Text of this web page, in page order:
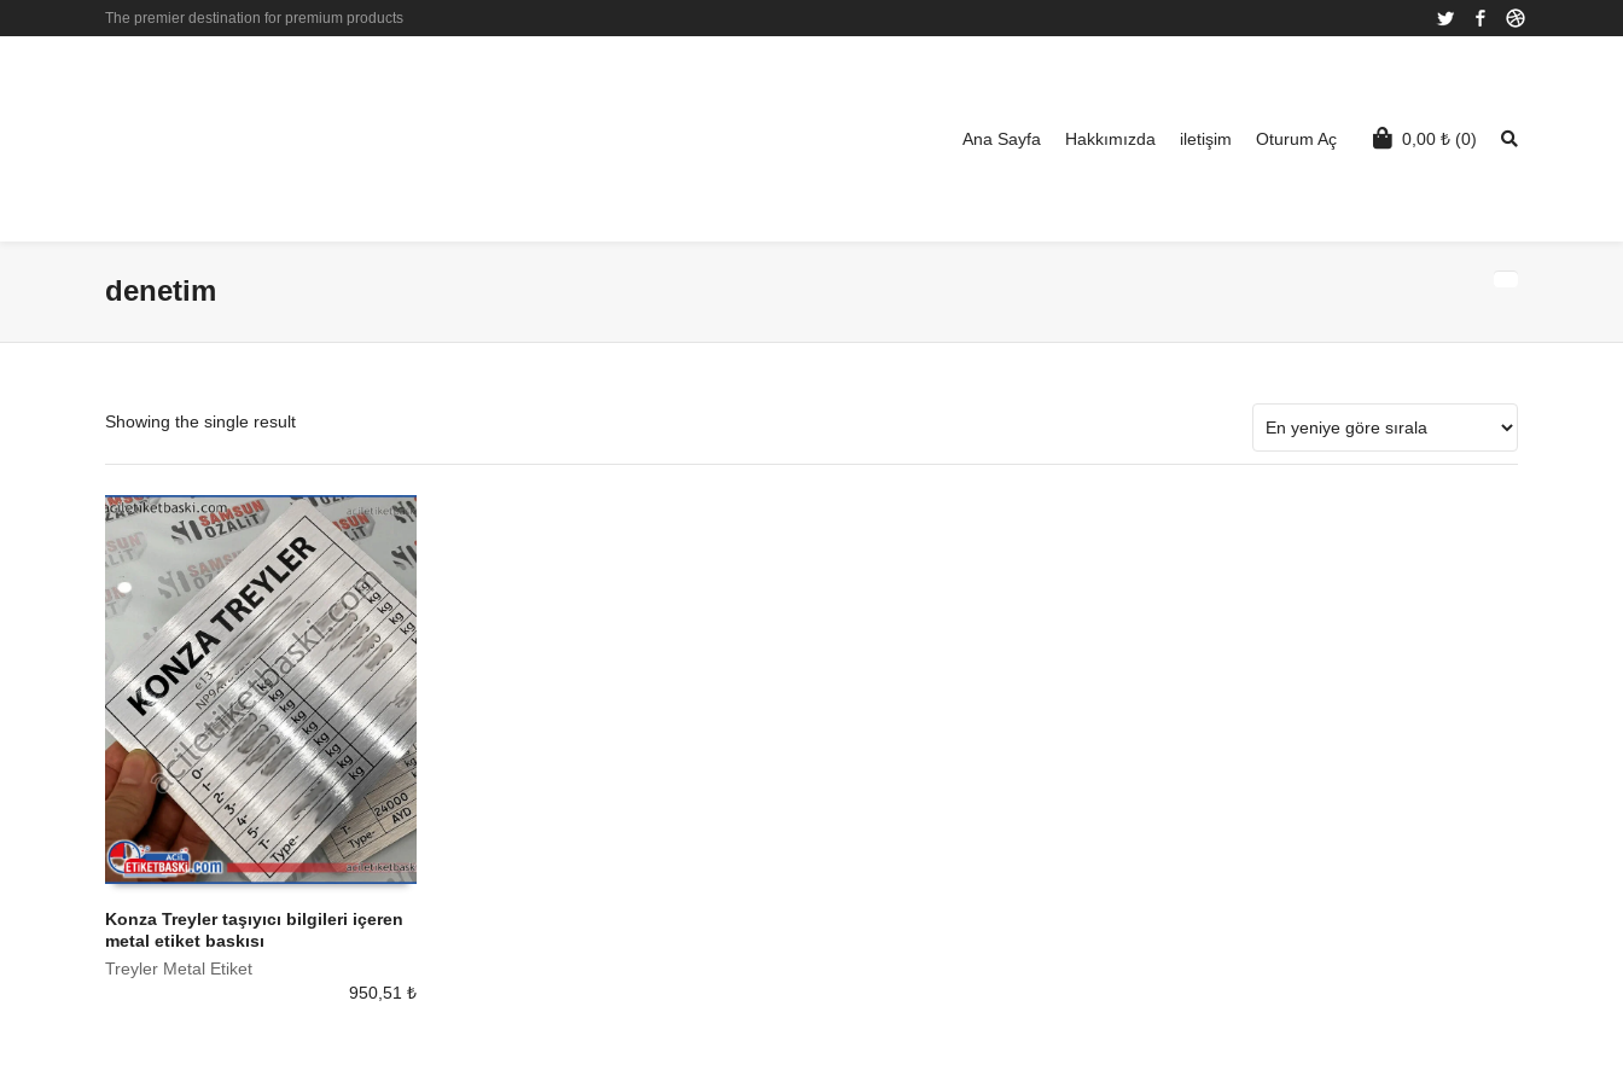
The premier destination for premium products Twitter Facebook
0,00 ₺ (0)
Ana Sayfa Hakkımızda iletişim Oturum Aç
denetim
Showing the single result
Konza Treyler taşıyıcı bilgileri içeren
metal etiket baskısı
Treyler Metal Etiket
950,51 ₺